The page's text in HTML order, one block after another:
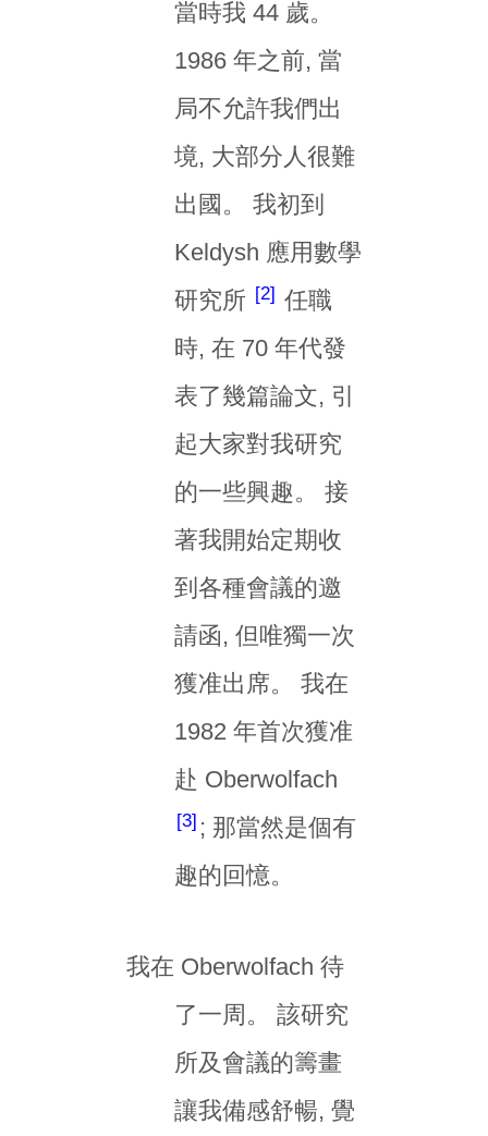
當時我 44 歲。
1986 年之前, 當
局不允許我們出
境, 大部分人很難
出國。 我初到
Keldysh 應用數學
研究所
2
任職
時, 在 70 年代發
表了幾篇論文, 引
起大家對我研究
的一些興趣。 接
著我開始定期收
到各種會議的邀
請函, 但唯獨一次
獲准出席。 我在
1982 年首次獲准
赴 Oberwolfach
3 ; 那當然是個有
趣的回憶。
我在 Oberwolfach 待
了一周。 該研究
所及會議的籌畫
讓我備感舒暢, 覺